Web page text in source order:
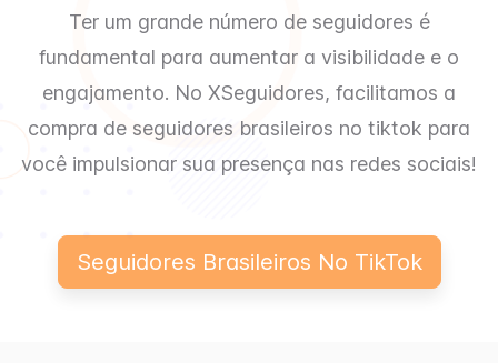
Ter um grande número de seguidores é
fundamental para aumentar a visibilidade e o
engajamento. No XSeguidores, facilitamos a
compra de seguidores brasileiros no tiktok para
você impulsionar sua presença nas redes sociais!
Seguidores Brasileiros No TikTok